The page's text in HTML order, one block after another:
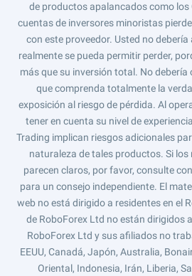
de productos apalancados como los
cuentas de inversores minoristas
con este proveedor. Usted no
realmente se pueda permitir perder,
más que su inversión total. No debería
que comprenda totalmente la
exposición al riesgo de pérdida. Al
tener en cuenta su nivel de
Trading implican riesgos adicionales
naturaleza de tales productos. Si
parecen claros, por favor, consulte
para un consejo independiente. El
web no está dirigido a residentes en el
de RoboForex Ltd no están dirigidos
RoboForex Ltd y sus afiliados no
EEUU, Canadá, Japón, Australia,
Oriental, Indonesia, Irán, Liberia,